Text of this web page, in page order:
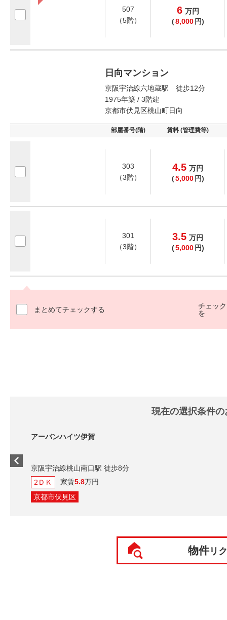
507
（5階）
6 万円
(8,000 円)
日向マンション
京阪宇治線六地蔵駅 徒歩12分
1975年築 / 3階建
京都市伏見区桃山町日向
部屋番号(階) 賃料 (管理費等)
303
（3階）
4.5 万円
(5,000 円)
301
（3階）
3.5 万円
(5,000 円)
まとめてチェックする
チェッ
を
現在の選択条件
物件リ